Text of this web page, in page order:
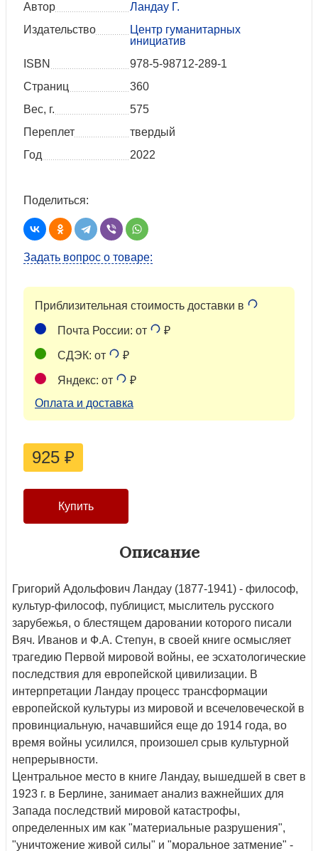
Автор
Ландау Г.
Издательство
Центр гуманитарных
инициатив
ISBN
978-5-98712-289-1
Страниц
360
Вес, г.
575
Переплет
твердый
Год
2022
Поделиться:
Задать вопрос о товаре:
Приблизительная стоимость доставки в
Почта России: от ₽
СДЭК: от ₽
Яндекс: от
₽
Оплата и доставка
925 ₽
Описание
Григорий Адольфович Ландау (1877-1941) - философ,
культур-философ, публицист, мыслитель русского
зарубежья, о блестящем даровании которого писали
Вяч. Иванов и Ф.А. Степун, в своей книге осмысляет
трагедию Первой мировой войны, ее эсхатологические
последствия для европейской цивилизации. В
интерпретации Ландау процесс трансформации
европейской культуры из мировой и всечеловеческой в
провинциальную, начавшийся еще до 1914 года, во
время войны усилился, произошел срыв культурной
непрерывности.
Центральное место в книге Ландау, вышедшей в свет в
1923 г. в Берлине, занимает анализ важнейших для
Запада последствий мировой катастрофы,
определенных им как "материальные разрушения",
"уничтожение живой силы" и "моральное затмение" -